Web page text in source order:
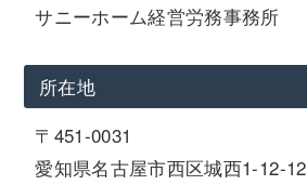
サニーホーム経営労務事務所
所在地
〒451-0031
愛知県名古屋市西区城西1-12-12